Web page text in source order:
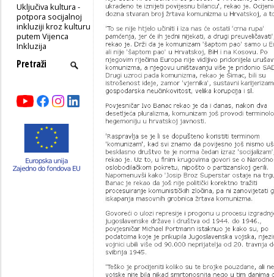
Uključiva kultura -
potpora socijalnoj
inkluziji kroz kulturu
putem Vijenca
Inkluzija